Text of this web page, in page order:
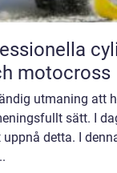
motocross
utmaning att
sätt. I
detta. I